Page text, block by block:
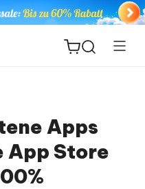
Apps
App Store